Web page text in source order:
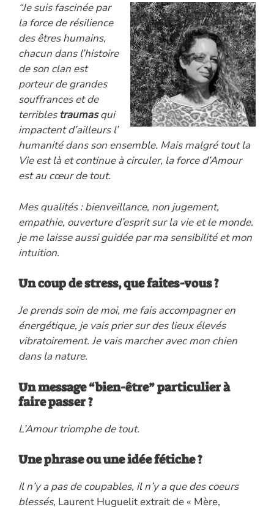
“Je suis fascinée par
la force de résilience
des êtres humains,
chacun dans l’histoire
de son clan est
porteur de grandes
souffrances et de
terribles traumasqui
impactent d’ailleurs l’
humanité dans son ensemble. Mais malgré tout la
Vie est là et continue à circuler, la force d’Amour
est au cœur de tout.
Mes qualités : bienveillance, non jugement,
empathie, ouverture d’esprit sur la vie et le monde.
je me laisse aussi guidée par ma sensibilité et mon
intuition.
Un coup de stress, que faites-vous ?
Je prends soin de moi, me fais accompagner en
énergétique, je vais prier sur des lieux élevés
vibratoirement. Je vais marcher avec mon chien
dans la nature.
Un message “bien-être” particulier à
faire passer ?
L’Amour triomphe de tout.
Une phrase ou une idée fétiche ?
Il n’y a pas de coupables, il n’y a que des coeurs
blessés, Laurent Huguelit extrait de « Mère,